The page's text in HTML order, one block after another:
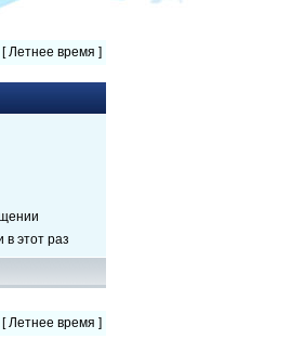
Летнее время ]
этот раз
Летнее время ]